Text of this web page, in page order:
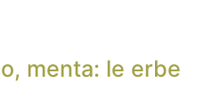
menta: le erbe